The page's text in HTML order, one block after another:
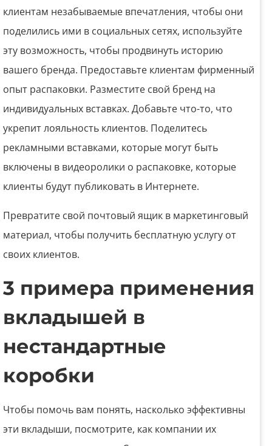
клиентам незабываемые впечатления, чтобы они
поделились ими в социальных сетях, используйте
эту возможность, чтобы продвинуть историю
вашего бренда. Предоставьте клиентам фирменный
опыт распаковки. Разместите свой бренд на
индивидуальных вставках. Добавьте что-то, что
укрепит лояльность клиентов. Поделитесь
рекламными вставками, которые могут быть
включены в видеоролики о распаковке, которые
клиенты будут публиковать в Интернете.
Превратите свой почтовый ящик в маркетинговый
материал, чтобы получить бесплатную услугу от
своих клиентов.
3 примера применения
вкладышей в
нестандартные
коробки
Чтобы помочь вам понять, насколько эффективны
эти вкладыши, посмотрите, как компании их